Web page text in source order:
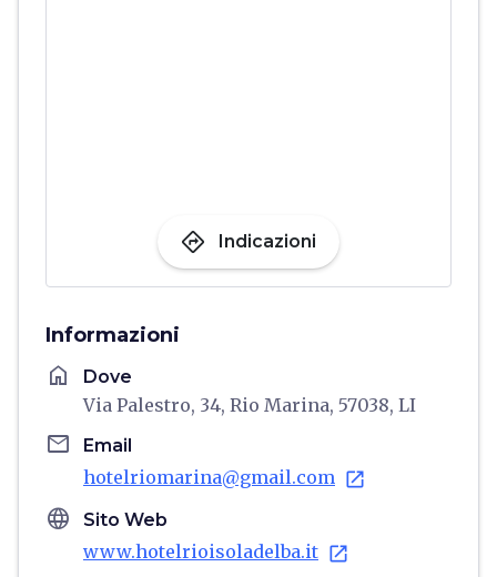
directions Indicazioni
Informazioni
home Dove
Via Palestro, 34, Rio Marina, 57038, LI
email Email
hotelriomarina@gmail.com open_in_new
language Sito Web
www.hotelrioisoladelba.it open_in_new